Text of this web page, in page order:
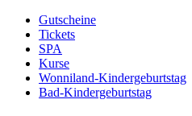
Gutscheine
Tickets
SPA
Kurse
Wonniland-Kindergeburtstag
Bad-Kindergeburtstag